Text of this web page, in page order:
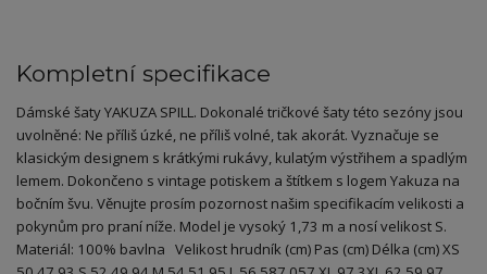
Kompletní specifikace
Dámské šaty YAKUZA SPILL. Dokonalé tričkové šaty této sezóny jsou
uvolněné: Ne příliš úzké, ne příliš volné, tak akorát. Vyznačuje se
klasickým designem s krátkými rukávy, kulatým výstřihem a spadlým
lemem. Dokončeno s vintage potiskem a štítkem s logem Yakuza na
bočním švu. Věnujte prosím pozornost našim specifikacím velikosti a
pokynům pro praní níže. Model je vysoký 1,73 m a nosí velikost S.
Materiál: 100% bavlna Velikost hrudník (cm) Pas (cm) Délka (cm) XS